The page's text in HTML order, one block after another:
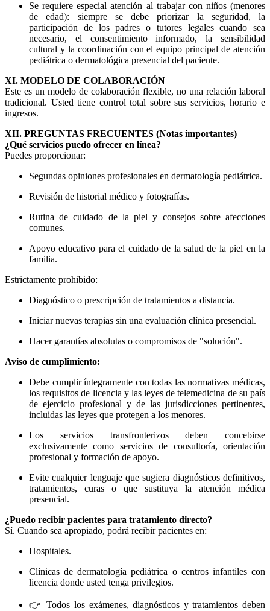
Se requiere especial atención al trabajar con niños (menores
de edad): siempre se debe priorizar la seguridad, la
participación de los padres o tutores legales cuando sea
necesario, el consentimiento informado, la sensibilidad
cultural y la coordinación con el equipo principal de atención
pediátrica o dermatológica presencial del paciente.
XI. MODELO DE COLABORACIÓN
Este es un modelo de colaboración flexible, no una relación laboral
tradicional. Usted tiene control total sobre sus servicios, horario e
ingresos.
XII. PREGUNTAS FRECUENTES (Notas importantes)
¿Qué servicios puedo ofrecer en línea?
Puedes proporcionar:
Segundas opiniones profesionales en dermatología pediátrica.
Revisión de historial médico y fotografías.
Rutina de cuidado de la piel y consejos sobre afecciones
comunes.
Apoyo educativo para el cuidado de la salud de la piel en la
familia.
Estrictamente prohibido:
Diagnóstico o prescripción de tratamientos a distancia.
Iniciar nuevas terapias sin una evaluación clínica presencial.
Hacer garantías absolutas o compromisos de "solución".
Aviso de cumplimiento:
Debe cumplir íntegramente con todas las normativas médicas,
los requisitos de licencia y las leyes de telemedicina de su país
de ejercicio profesional y de las jurisdicciones pertinentes,
incluidas las leyes que protegen a los menores.
Los servicios transfronterizos deben concebirse
exclusivamente como servicios de consultoría, orientación
profesional y formación de apoyo.
Evite cualquier lenguaje que sugiera diagnósticos definitivos,
tratamientos, curas o que sustituya la atención médica
presencial.
¿Puedo recibir pacientes para tratamiento directo?
Sí. Cuando sea apropiado, podrá recibir pacientes en:
Hospitales.
Clínicas de dermatología pediátrica o centros infantiles con
licencia donde usted tenga privilegios.
👉 Todos los exámenes, diagnósticos y tratamientos deben